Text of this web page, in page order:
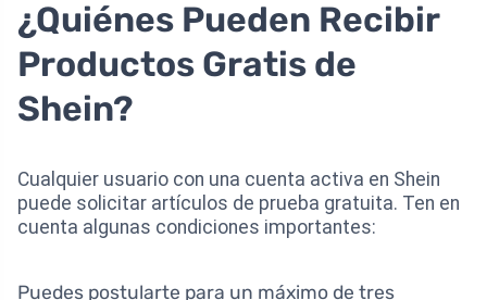
¿Quiénes Pueden Recibir
Productos Gratis de
Shein?
Cualquier usuario con una cuenta activa en Shein
puede solicitar artículos de prueba gratuita. Ten en
cuenta algunas condiciones importantes:
Puedes postularte para un máximo de tres